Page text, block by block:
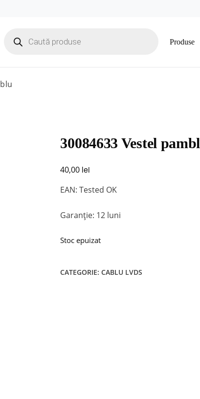
search Produse
30084633 Vestel
40,00 lei
EAN: Tested OK
Garanție: 12 luni
Stoc epuizat
CATEGORIE:CABLU LVDS